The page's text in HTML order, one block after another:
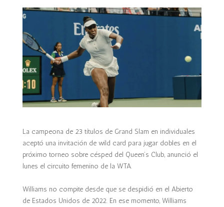
La campeona de 23 títulos de Grand Slam en individuales
aceptó una invitación de wild card para jugar dobles en el
próximo torneo sobre césped del Queen’s Club, anunció el
lunes el circuito femenino de la WTA.
Williams no compite desde que se despidió en el Abierto
de Estados Unidos de 2022. En ese momento, Williams